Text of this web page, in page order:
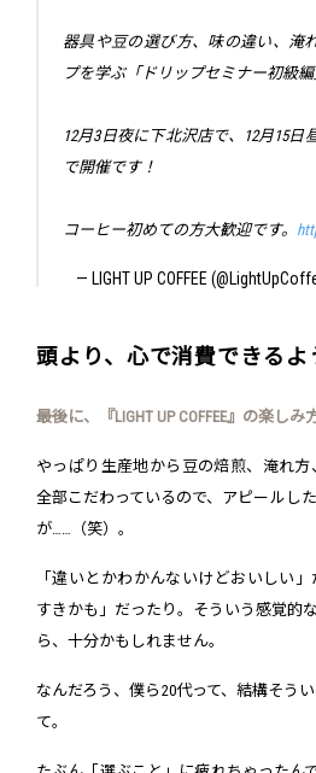
器具や豆の選び方、味の違い、淹
プを学ぶ「ドリップセミナー初級編
12月3日夜に下北沢店で、12月15
で開催です！
コーヒー初めての方大歓迎です。
— LIGHT UP COFFEE
頭より、心で消費できるよ
――最後に、『LIGHT UP COFFEE』の楽し
やっぱり生産地から豆の焙煎、淹れ
全部こだわっているので、アピールし
が……（笑）。
「違いとかわかんないけどおいしい
すきかも」だったり。そういう感覚的
ら、十分かもしれません。
なんだろう、僕ら20代って、結構そう
て。